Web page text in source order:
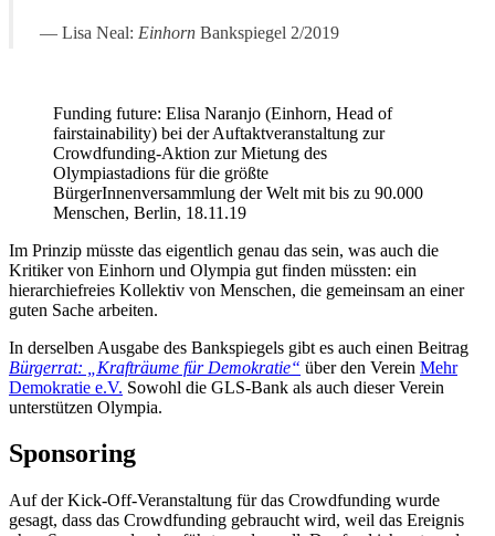
Lisa Neal: Einhorn Bankspiegel 2/2019
Funding future: Elisa Naranjo (Einhorn, Head of
fairstainability) bei der Auftaktveranstaltung zur
Crowdfunding-Aktion zur Mietung des
Olympiastadions für die größte
BürgerInnenversammlung der Welt mit bis zu 90.000
Menschen, Berlin, 18.11.19
Im Prinzip müsste das eigentlich genau das sein, was auch die
Kritiker von Einhorn und Olympia gut finden müssten: ein
hierarchiefreies Kollektiv von Menschen, die gemeinsam an einer
guten Sache arbeiten.
In derselben Ausgabe des Bankspiegels gibt es auch einen Beitrag
Bürgerrat: „Krafträume für Demokratie“ über den Verein Mehr
Demokratie e.V. Sowohl die GLS-Bank als auch dieser Verein
unterstützen Olympia.
Sponsoring
Auf der Kick-Off-Veranstaltung für das Crowdfunding wurde
gesagt, dass das Crowdfunding gebraucht wird, weil das Ereignis